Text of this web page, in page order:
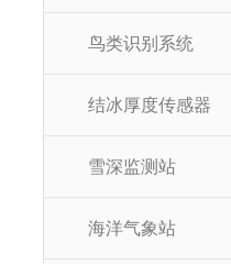
鸟类识别系统
结冰厚度传感器
雪深监测站
海洋气象站